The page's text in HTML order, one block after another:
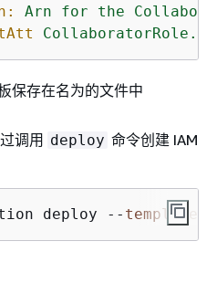
Arn for the
保存在名为的文件中
调用 deploy 命令创建 IAM
deploy -- template